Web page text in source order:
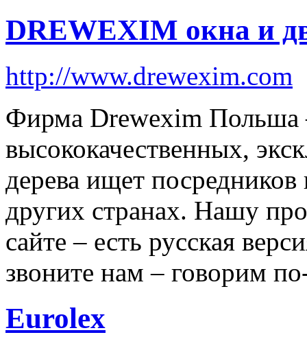
DREWEXIM окна и
http://www.drewexim.com
Фирма Drewexim Польша
высококачественных,
дерева ищет
других странах. Нашу
сайте – есть русская
звоните нам – говорим
Eurolex